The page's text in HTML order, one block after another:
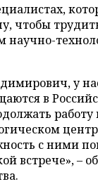
чтобы
научно-
у
в
с ними
встрече», –